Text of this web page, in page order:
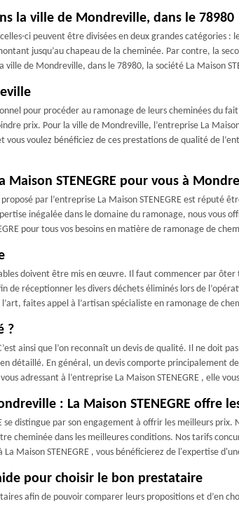
la ville de Mondreville, dans le 78980
ci peuvent être divisées en deux grandes catégories
jusqu’au chapeau de la cheminée. Par contre, la
de Mondreville, dans le 78980, la société La Maison
pour procéder au ramonage de leurs cheminées du
prix. Pour la ville de Mondreville, l’entreprise La
voulez bénéficiez de ces prestations de qualité de
STENEGRE pour vous à
par l’entreprise La Maison STENEGRE est
inégalée dans le domaine du ramonage, nous vous
pour tous vos besoins en matière de ramonage de
doivent être mis en œuvre. Il faut commencer par
réceptionner les divers déchets éliminés lors de
faites appel à l’artisan spécialiste en ramonage de
?
ainsi que l’on reconnaît un devis de qualité. Il ne doit
détaillé. En général, un devis comporte principalement
adressant à l’entreprise La Maison STENEGRE , elle
: La Maison STENEGRE offre
se distingue par son engagement à offrir les meilleurs
cheminée dans les meilleures conditions. Nos tarifs
Maison STENEGRE , vous bénéficierez de l'expertise
pour choisir le bon prestataire
afin de pouvoir comparer leurs propositions et d’en